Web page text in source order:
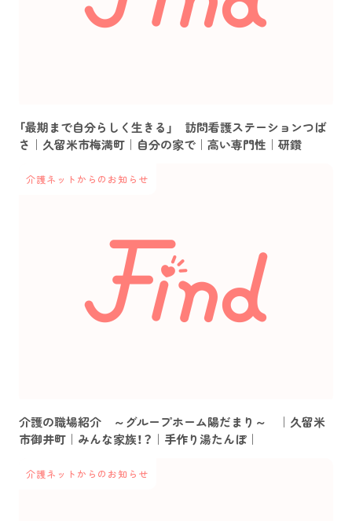
「最期まで自分らしく生きる」 訪問看護ステーションつば
さ｜久留米市梅満町｜自分の家で｜高い専門性｜研鑽
介護ネットからのお知らせ
介護の職場紹介 ～グループホーム陽だまり～ ｜久留米
市御井町｜みんな家族！？｜手作り湯たんぽ｜
介護ネットからのお知らせ